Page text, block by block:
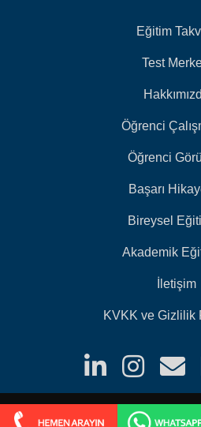
Eğitim
Test
Öğrenci
Öğrenci
Başarı
Bireysel
Akademik
İletişim
KVKK ve Gizlilik
2026 ©️ Arı Bilgi.Tüm